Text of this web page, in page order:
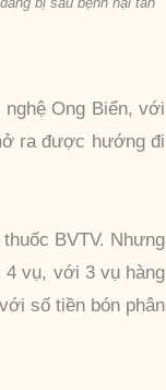
Ong Biển, với
ra được hướng đi
BVTV. Nhưng
4 vụ, với 3 vụ hàng
số tiền bón phân